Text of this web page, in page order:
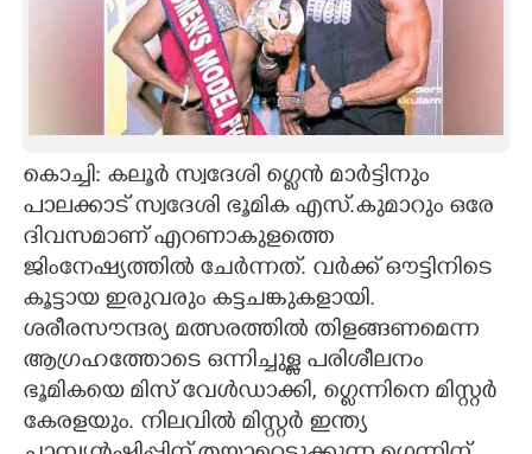
CARTOONS
LITERATURE
ZOOM
CONTACT US
കൊച്ചി: കലൂർ സ്വദേശി ഗ്ലെൻ മാർട്ടിനും
പാലക്കാട് സ്വദേശി ഭൂമിക എസ്.കുമാറും ഒരേ
ദിവസമാണ് എറണാകുളത്തെ
ജിംനേഷ്യത്തിൽ ചേർന്നത്. വർക്ക് ഔട്ടിനിടെ
കൂട്ടായ ഇരുവരും കട്ടചങ്കുകളായി.
ശരീരസൗന്ദര്യ മത്സരത്തിൽ തിളങ്ങണമെന്ന
ആഗ്രഹത്തോടെ ഒന്നിച്ചുള്ള പരിശീലനം
ഭൂമികയെ മിസ് വേൾഡാക്കി, ഗ്ലെന്നിനെ മിസ്റ്റർ
കേരളയും. നിലവിൽ മിസ്റ്റർ ഇന്ത്യ